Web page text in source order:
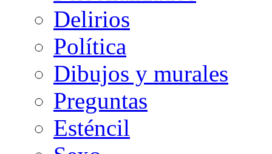
Delirios
Política
Dibujos y murales
Preguntas
Esténcil